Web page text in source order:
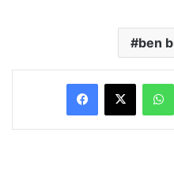
ben
Facebook
X